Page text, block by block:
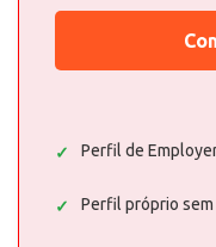
Perfil de
Perfil próprio